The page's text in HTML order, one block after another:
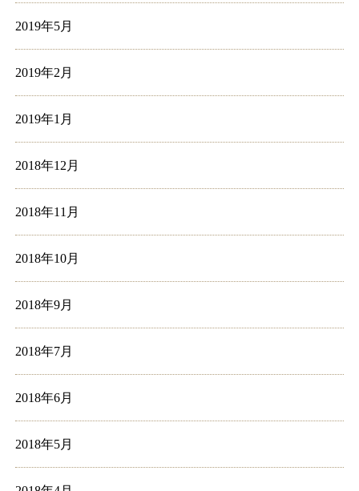
2019年5月
2019年2月
2019年1月
2018年12月
2018年11月
2018年10月
2018年9月
2018年7月
2018年6月
2018年5月